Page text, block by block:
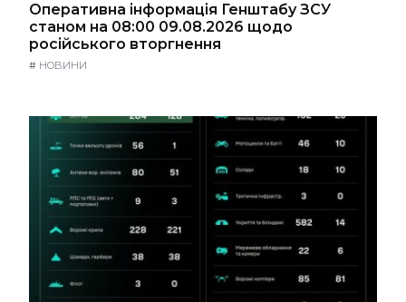
Оперативна інформація Генштабу ЗСУ
станом на 08:00 09.08.2026 щодо
російського вторгнення
# НОВИНИ